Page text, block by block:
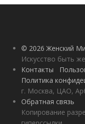
© 2026 Женский
Искусство быть
Контакты
Политика
г. Москва, ЦАО,
Обратная связь
Копирование